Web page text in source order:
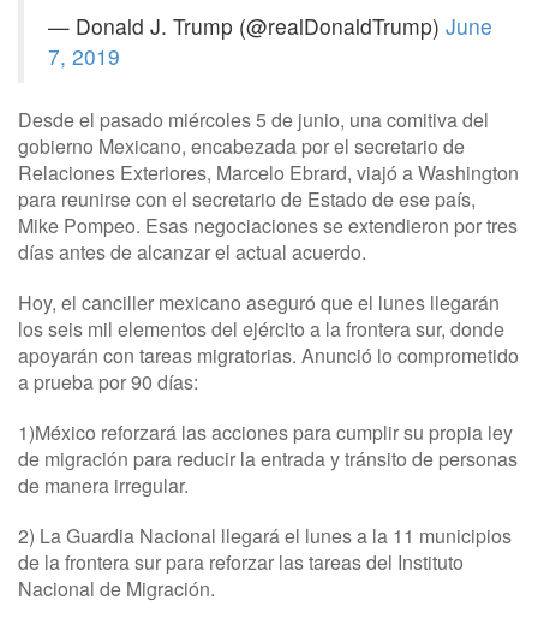
— Donald J. Trump (@realDonaldTrump) June
7, 2019
Desde el pasado miércoles 5 de junio, una comitiva del
gobierno Mexicano, encabezada por el secretario de
Relaciones Exteriores, Marcelo Ebrard, viajó a Washington
para reunirse con el secretario de Estado de ese país,
Mike Pompeo. Esas negociaciones se extendieron por tres
días antes de alcanzar el actual acuerdo.
Hoy, el canciller mexicano aseguró que el lunes llegarán
los seis mil elementos del ejército a la frontera sur, donde
apoyarán con tareas migratorias. Anunció lo comprometido
a prueba por 90 días:
1)México reforzará las acciones para cumplir su propia ley
de migración para reducir la entrada y tránsito de personas
de manera irregular.
2) La Guardia Nacional llegará el lunes a la 11 municipios
de la frontera sur para reforzar las tareas del Instituto
Nacional de Migración.